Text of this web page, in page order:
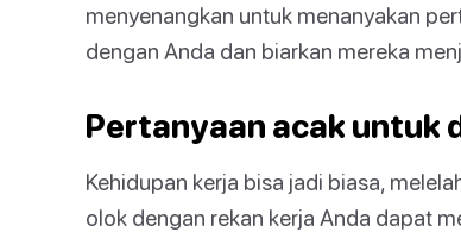
menyenangkan untuk menanyakan
dengan Anda dan biarkan mereka
Pertanyaan acak untuk
Kehidupan kerja bisa jadi biasa,
olok dengan rekan kerja Anda dapat